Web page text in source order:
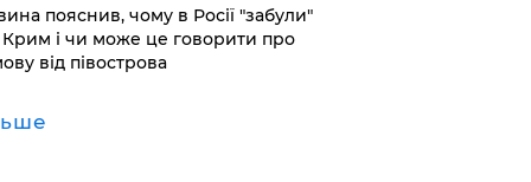
пояснив, чому в Росії "забули"
і чи може це говорити про
від півострова